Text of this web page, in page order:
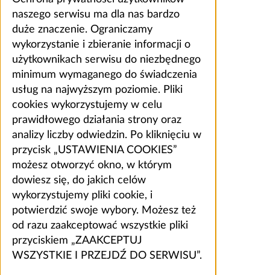
naszego serwisu ma dla nas bardzo
duże znaczenie. Ograniczamy
wykorzystanie i zbieranie informacji o
użytkownikach serwisu do niezbędnego
minimum wymaganego do świadczenia
usług na najwyższym poziomie. Pliki
cookies wykorzystujemy w celu
prawidłowego działania strony oraz
analizy liczby odwiedzin. Po kliknięciu w
przycisk „USTAWIENIA COOKIES”
możesz otworzyć okno, w którym
dowiesz się, do jakich celów
wykorzystujemy pliki cookie, i
potwierdzić swoje wybory. Możesz też
od razu zaakceptować wszystkie pliki
przyciskiem „ZAAKCEPTUJ
WSZYSTKIE I PRZEJDŹ DO SERWISU”.